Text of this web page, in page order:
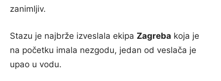
zanimljiv.
Stazu je najbrže izveslala ekipa Zagreba koja je
na početku imala nezgodu, jedan od veslača je
upao u vodu.